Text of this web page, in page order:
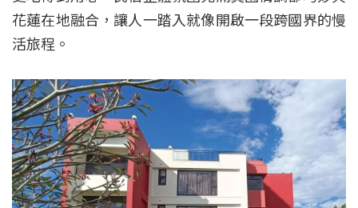
花蓮在地融合，讓人一踏入就像開啟一段跨國界的慢
活旅程。